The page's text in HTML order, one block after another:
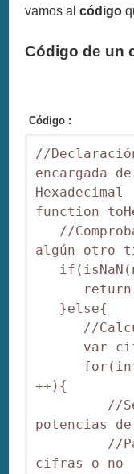
vamos alcódigo
Código de un
Código :
//
encargada
Hexadecimal
function
//
algún otro
return
}else{
//Calcular
var
++){
//Se
potencias
//Para
cifras o no